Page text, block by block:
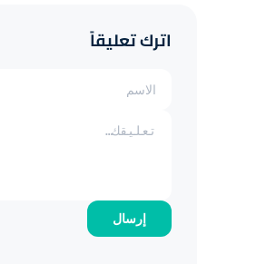
اترك تعليقاً
إرسال